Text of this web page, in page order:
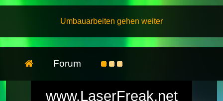
Umbauarbeiten gehen weiter
Forum
www.LaserFreak.net